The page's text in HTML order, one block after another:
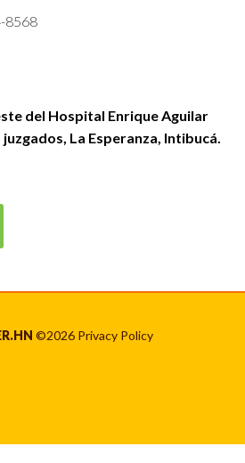
8568
del Hospital Enrique Aguilar
La Esperanza, Intibucá.
©2026 Privacy Policy